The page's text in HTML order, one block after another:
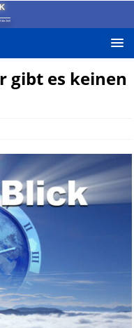
Zeit!
gibt es keinen